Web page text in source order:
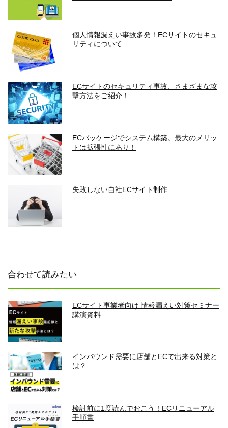
個人情報漏えい事故多発！ECサイトのセキュ
リティについて
ECサイトのセキュリティ事故、さまざまな攻
撃方法をご紹介！
ECパッケージでシステム構築。最大のメリッ
トは拡張性にあり！
失敗しない自社ECサイト制作
合わせて読みたい
ECサイト事業者向け 情報漏えい対策セミナー
講演資料
インバウンド需要に店舗とECで出来る対策と
は？
検討前に1度読んでおこう！ECリニューアル
手順書